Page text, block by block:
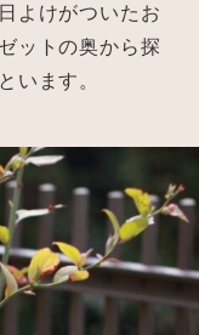
よけがついたお
ットの奥から探
います。